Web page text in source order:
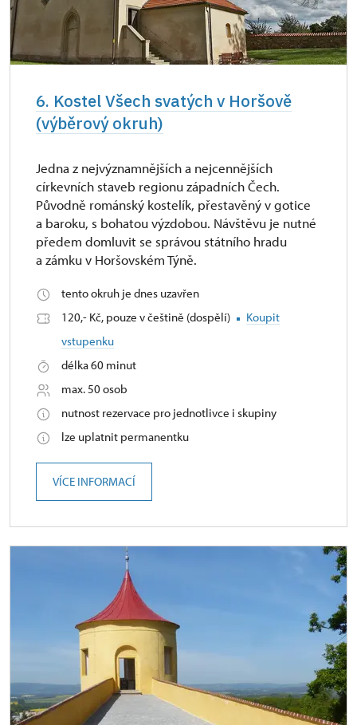
6. Kostel Všech svatých v Horšově
(výběrový okruh)
Jedna z nejvýznamnějších a nejcennějších
církevních staveb regionu západních Čech.
Původně románský kostelík, přestavěný v gotice
a baroku, s bohatou výzdobou. Návštěvu je nutné
předem domluvit se správou státního hradu
a zámku v Horšovském Týně.
tento okruh je dnes uzavřen
120,- Kč, pouze v češtině (dospělí)
Koupit
vstupenku
délka 60 minut
max. 50 osob
nutnost rezervace pro jednotlivce i skupiny
lze uplatnit permanentku
VÍCE INFORMACÍ